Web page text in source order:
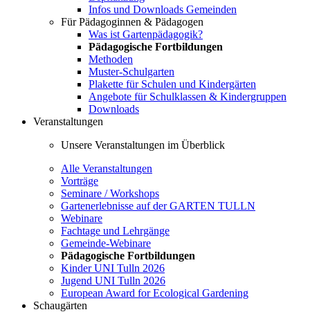
Infos und Downloads Gemeinden
Für Pädagoginnen & Pädagogen
Was ist Gartenpädagogik?
Pädagogische Fortbildungen
Methoden
Muster-Schulgarten
Plakette für Schulen und Kindergärten
Angebote für Schulklassen & Kindergruppen
Downloads
Veranstaltungen
Unsere Veranstaltungen im Überblick
Alle Veranstaltungen
Vorträge
Seminare / Workshops
Gartenerlebnisse auf der GARTEN TULLN
Webinare
Fachtage und Lehrgänge
Gemeinde-Webinare
Pädagogische Fortbildungen
Kinder UNI Tulln 2026
Jugend UNI Tulln 2026
European Award for Ecological Gardening
Schaugärten